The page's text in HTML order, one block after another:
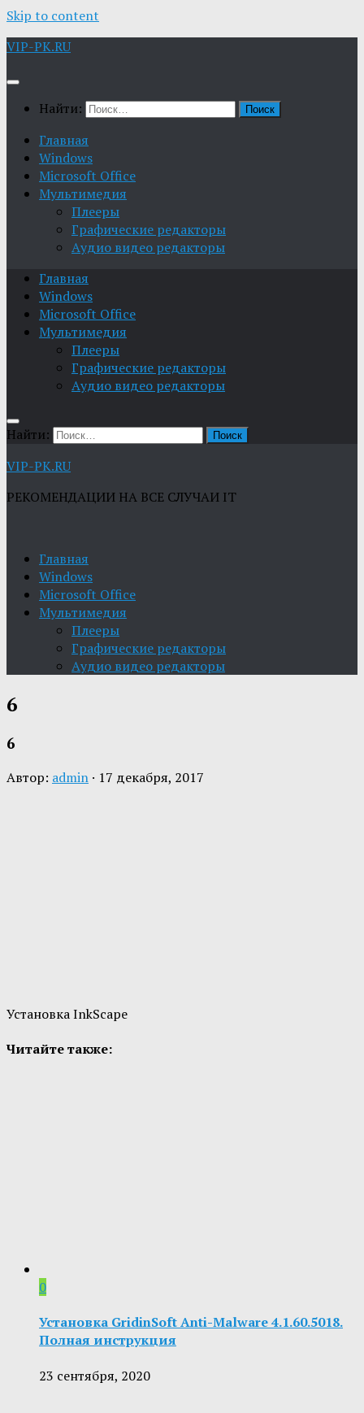
Skip to content
VIP-PK.RU
Найти:
Главная
Windows
Microsoft Office
Мультимедия
Плееры
Графические редакторы
Aудио видео редакторы
Главная
Windows
Microsoft Office
Мультимедия
Плееры
Графические редакторы
Aудио видео редакторы
Найти:
VIP-PK.RU
РЕКОМЕНДАЦИИ НА ВСЕ СЛУЧАИ IT
Главная
Windows
Microsoft Office
Мультимедия
Плееры
Графические редакторы
Aудио видео редакторы
6
6
Автор: admin · 17 декабря, 2017
Установка InkScape
Читайте также:
0
Установка GridinSoft Anti-Malware 4.1.60.5018.
Полная инструкция
23 сентября, 2020